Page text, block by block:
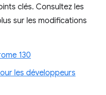
clés. Consultez les
sur les modifications
130
les développeurs